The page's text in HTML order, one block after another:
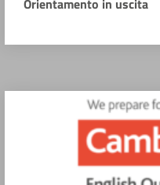
Orientamento in uscita